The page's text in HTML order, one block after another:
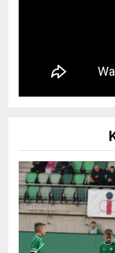
Previous